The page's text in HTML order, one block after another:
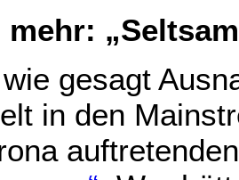
mehr:
gesagt
in den